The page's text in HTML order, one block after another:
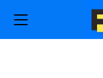
주
요